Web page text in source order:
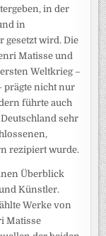
in der
in
gesetzt wird. Die
Matisse und
Weltkrieg –
prägte nicht nur
führte auch
sehr
rezipiert wurde.
Überblick
Künstler.
Werke von
Matisse